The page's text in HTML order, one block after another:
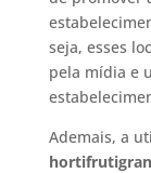
seja, esses
pela mídia e
Ademais, a